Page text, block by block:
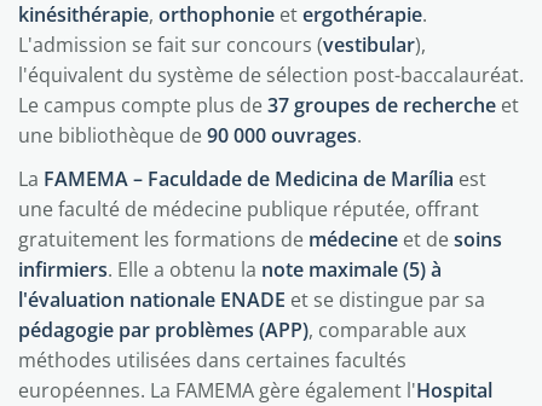
kinésithérapie, orthophonie etergothérapie.
L'admission se fait sur concours (vestibular),
l'équivalent du système de sélection post-baccalauréat.
Le campus compte plus de37 groupes de recherche et
une bibliothèque de90 000 ouvrages.
La FAMEMA – Faculdade de Medicina de Marília est
une faculté de médecine publique réputée, offrant
gratuitement les formations de médecine et desoins
infirmiers. Elle a obtenu la note maximale (5) à
l'évaluation nationale ENADE et se distingue par sa
pédagogie par problèmes (APP), comparable aux
méthodes utilisées dans certaines facultés
européennes. La FAMEMA gère également l'Hospital